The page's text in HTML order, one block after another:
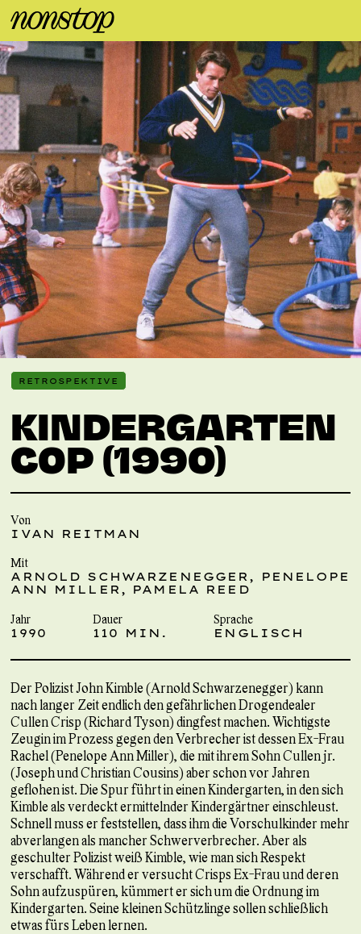
RETROSPEKTIVE
KINDERGARTEN
COP (1990)
Von
IVAN REITMAN
Mit
ARNOLD SCHWARZENEGGER, PENELOPE
ANN MILLER, PAMELA REED
Jahr
1990
Dauer
110 MIN.
Sprache
ENGLISCH
Der Polizist John Kimble (Arnold Schwarzenegger) kann
nach langer Zeit endlich den gefährlichen Drogendealer
Cullen Crisp (Richard Tyson) dingfest machen. Wichtigste
Zeugin im Prozess gegen den Verbrecher ist dessen Ex-Frau
Rachel (Penelope Ann Miller), die mit ihrem Sohn Cullen jr.
(Joseph und Christian Cousins) aber schon vor Jahren
geflohen ist. Die Spur führt in einen Kindergarten, in den sich
Kimble als verdeckt ermittelnder Kindergärtner einschleust.
Schnell muss er feststellen, dass ihm die Vorschulkinder mehr
abverlangen als mancher Schwerverbrecher. Aber als
geschulter Polizist weiß Kimble, wie man sich Respekt
verschafft. Während er versucht Crisps Ex-Frau und deren
Sohn aufzuspüren, kümmert er sich um die Ordnung im
Kindergarten. Seine kleinen Schützlinge sollen schließlich
etwas fürs Leben lernen.